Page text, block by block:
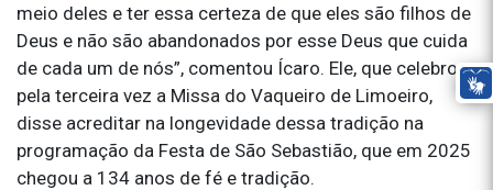
meio deles e ter essa certeza de que eles são filhos de
Deus e não são abandonados por esse Deus que cuida
de cada um de nós”, comentou Ícaro. Ele, que celebrou
pela terceira vez a Missa do Vaqueiro de Limoeiro,
disse acreditar na longevidade dessa tradição na
programação da Festa de São Sebastião, que em 2025
chegou a 134 anos de fé e tradição.